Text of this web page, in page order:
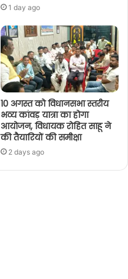
1 day ago
10 अगस्त को विधानसभा स्तरीय
भव्य कांवड़ यात्रा का होगा
आयोजन, विधायक रोहित साहू ने
की तैयारियों की समीक्षा
2 days ago